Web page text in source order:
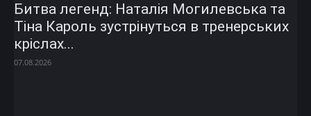
Битва легенд: Наталія Могилевська та
Тіна Кароль зустрінуться в тренерських
кріслах...
07.08.2026